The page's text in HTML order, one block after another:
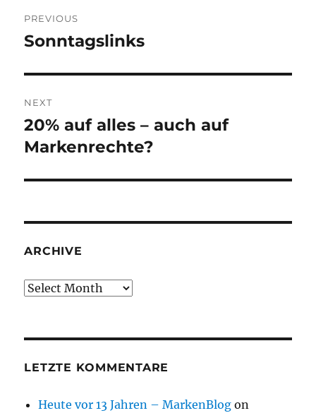
navigation
PREVIOUS
Previous
Sonntagslinks
NEXT
Next
post:
20% auf alles – auch auf
Markenrechte?
ARCHIVE
Archive
LETZTE KOMMENTARE
Heute vor 13 Jahren – MarkenBlog on